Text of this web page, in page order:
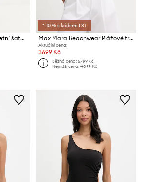
Max Mara Beachwear Letní šaty hedvábné ANGIO
*-10 % s kódem: LST
Max Mara Beachwear Plážové tričko dámské CALATA
Aktuální cena:
3699 Kč
Běžná cena:5799 Kč
Nejnižší cena:4099 Kč